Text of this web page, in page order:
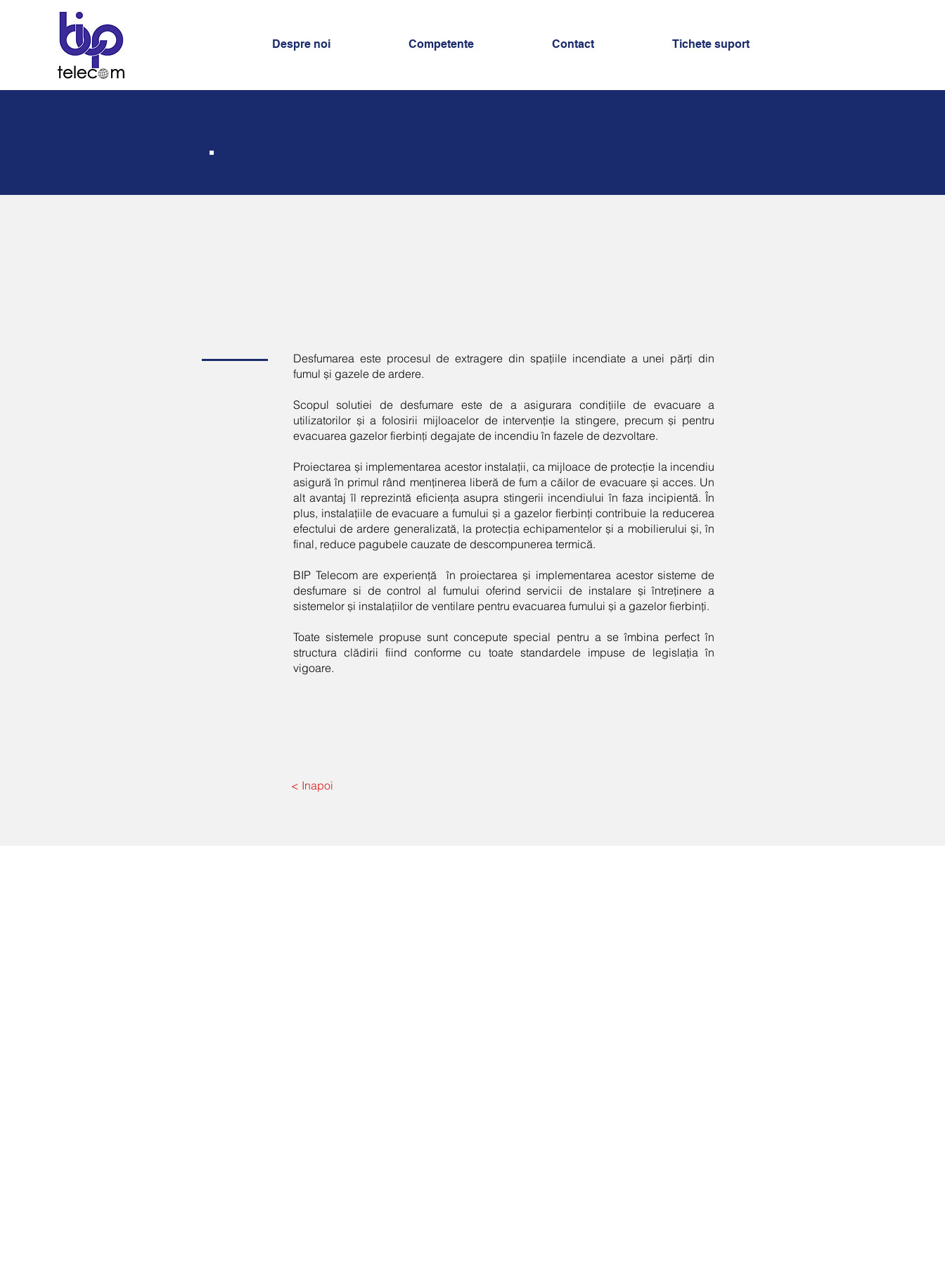
Despre noi Competente Contact Tichete suport
Sisteme de
Desfumarea este procesul de extragere din spațiile incendiate a unei părți din
fumul și gazele de ardere.
Scopul solutiei de desfumare este de a asigurara condițiile de evacuare a
utilizatorilor și a folosirii mijloacelor de intervenție la stingere, precum și pentru
evacuarea gazelor fierbinți degajate de incendiu în fazele de dezvoltare.
Proiectarea și implementarea acestor instalații, ca mijloace de protecție la incendiu
asigură în primul rând menținerea liberă de fum a căilor de evacuare și acces. Un
alt avantaj îl reprezintă eficiența asupra stingerii incendiului în faza incipientă. În
plus, instalațiile de evacuare a fumului și a gazelor fierbinți contribuie la reducerea
efectului de ardere generalizată, la protecția echipamentelor și a mobilierului și, în
final, reduce pagubele cauzate de descompunerea termică.
BIP Telecom are experiență în proiectarea și implementarea acestor sisteme de
desfumare si de control al fumului oferind servicii de instalare și întreținere a
sistemelor și instalațiilor de ventilare pentru evacuarea fumului și a gazelor fierbinți.
Toate sistemele propuse sunt concepute special pentru a se îmbina perfect în
structura clădirii fiind conforme cu toate standardele impuse de legislația în
vigoare.
< Inapoi